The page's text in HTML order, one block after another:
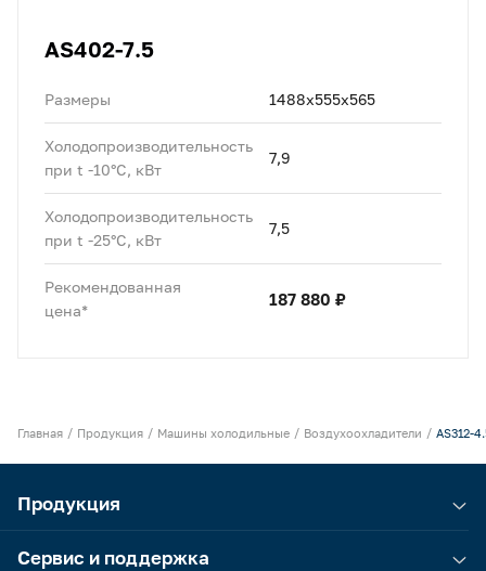
AS402-7.5
Размеры 1488x555x565
Холодопроизводительность
при t -10°C, кВт
7,9
Холодопроизводительность
при t -25°C, кВт
7,5
Рекомендованная
цена*
187 880 ₽
Главная Продукция Машины холодильные Воздухоохладители AS312-
Продукция
Сервис и поддержка